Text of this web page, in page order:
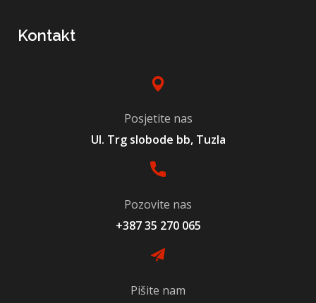
Kontakt
Posjetite nas
Ul. Trg slobode bb, Tuzla
Pozovite nas
+387 35 270 065
Pišite nam